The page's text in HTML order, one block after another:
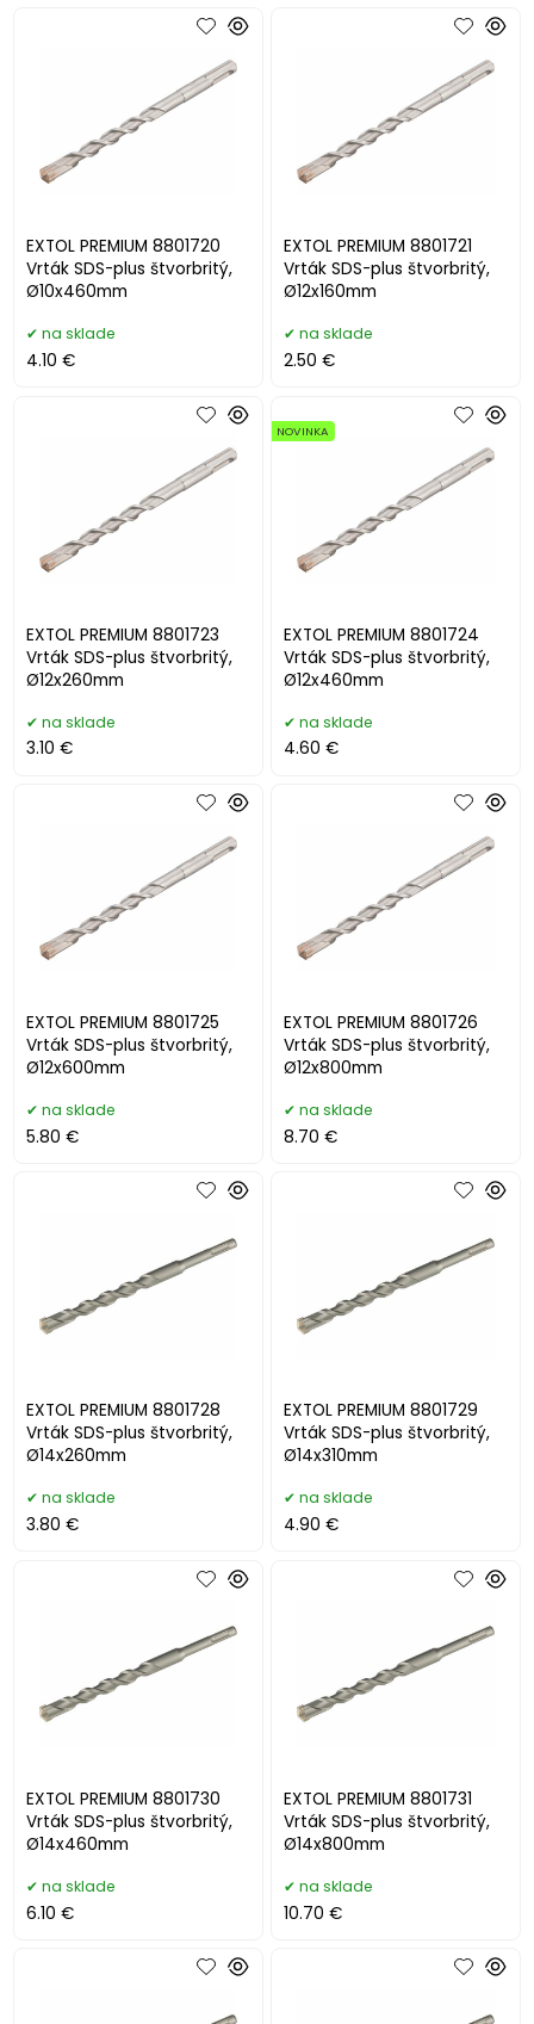
EXTOL PREMIUM 8801720
Vrták SDS-plus štvorbritý,
Ø10x460mm
na sklade
4.10 €
EXTOL PREMIUM 8801721
Vrták SDS-plus štvorbritý,
Ø12x160mm
na sklade
2.50 €
EXTOL PREMIUM 8801723
Vrták SDS-plus štvorbritý,
Ø12x260mm
na sklade
3.10 €
EXTOL PREMIUM 8801724
Vrták SDS-plus štvorbritý,
Ø12x460mm
NOVINKA
na sklade
4.60 €
EXTOL PREMIUM 8801725
Vrták SDS-plus štvorbritý,
Ø12x600mm
na sklade
5.80 €
EXTOL PREMIUM 8801726
Vrták SDS-plus štvorbritý,
Ø12x800mm
na sklade
8.70 €
EXTOL PREMIUM 8801728
Vrták SDS-plus štvorbritý,
Ø14x260mm
na sklade
3.80 €
EXTOL PREMIUM 8801729
Vrták SDS-plus štvorbritý,
Ø14x310mm
na sklade
4.90 €
EXTOL PREMIUM 8801730
Vrták SDS-plus štvorbritý,
Ø14x460mm
na sklade
6.10 €
EXTOL PREMIUM 8801731
Vrták SDS-plus štvorbritý,
Ø14x800mm
na sklade
10.70 €